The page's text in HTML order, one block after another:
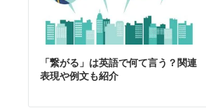
「繋がる」は英語で何て言う？関連
表現や例文も紹介